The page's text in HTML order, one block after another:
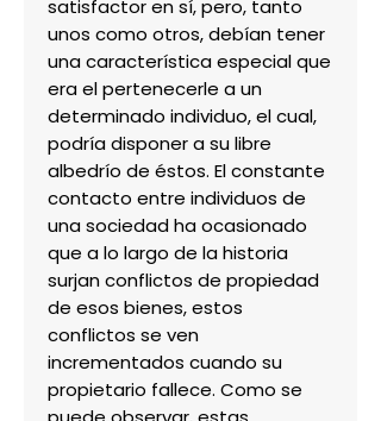
satisfactor en sí, pero, tanto
unos como otros, debían tener
una característica especial que
era el pertenecerle a un
determinado individuo, el cual,
podría disponer a su libre
albedrío de éstos. El constante
contacto entre individuos de
una sociedad ha ocasionado
que a lo largo de la historia
surjan conflictos de propiedad
de esos bienes, estos
conflictos se ven
incrementados cuando su
propietario fallece. Como se